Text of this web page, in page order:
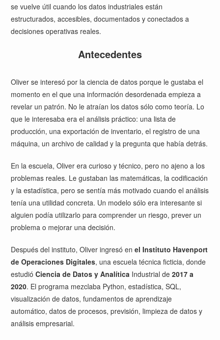
se vuelve útil cuando los datos industriales están
estructurados, accesibles, documentados y conectados a
decisiones operativas reales.
Antecedentes
Oliver se interesó por la ciencia de datos porque le gustaba el
momento en el que una información desordenada empieza a
revelar un patrón. No le atraían los datos sólo como teoría. Lo
que le interesaba era el análisis práctico: una lista de
producción, una exportación de inventario, el registro de una
máquina, un archivo de calidad y la pregunta que había detrás.
En la escuela, Oliver era curioso y técnico, pero no ajeno a los
problemas reales. Le gustaban las matemáticas, la codificación
y la estadística, pero se sentía más motivado cuando el análisis
tenía una utilidad concreta. Un modelo sólo era interesante si
alguien podía utilizarlo para comprender un riesgo, prever un
problema o mejorar una decisión.
Después del instituto, Oliver ingresó enel Instituto Havenport
de Operaciones Digitales, una escuela técnica ficticia, donde
estudióCiencia de Datos y Analítica Industrial de2017 a
2020. El programa mezclaba Python, estadística, SQL,
visualización de datos, fundamentos de aprendizaje
automático, datos de procesos, previsión, limpieza de datos y
análisis empresarial.